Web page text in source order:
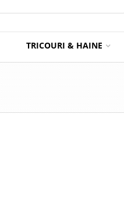
TRICOURI & HAINE